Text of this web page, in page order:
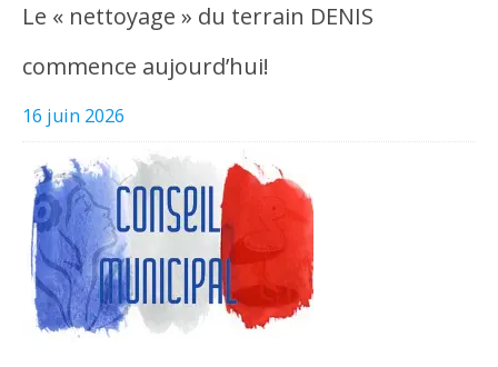
Le « nettoyage » du terrain DENIS
commence aujourd’hui!
16 juin 2026